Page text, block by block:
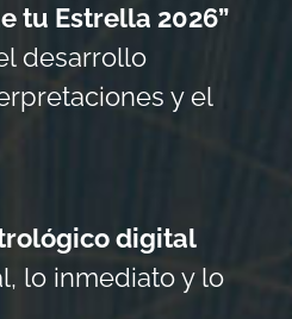
tu Estrella 2026”
desarrollo
y el
digital
lo inmediato y lo